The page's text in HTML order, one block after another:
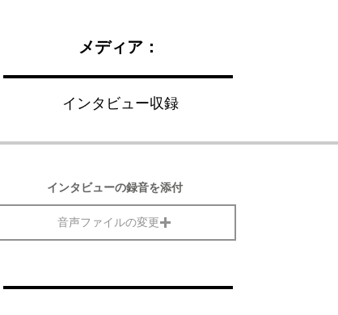
メディア：
インタビュー収録
インタビューの録音を添付
音声ファイルの変更